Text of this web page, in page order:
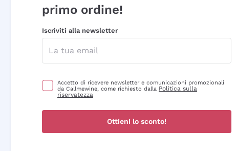
primo ordine!
Iscriviti alla newsletter
Accetto di ricevere newsletter e comunicazioni promozionali
da Callmewine, come richiesto dalla Politica sulla
riservatezza
Ottieni lo sconto!